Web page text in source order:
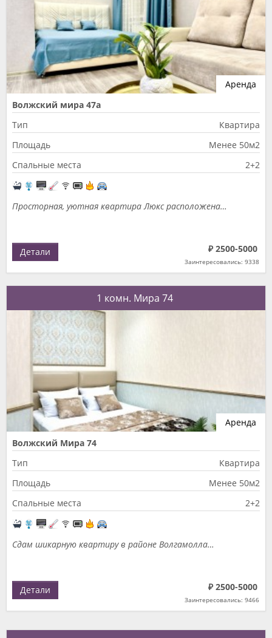
Аренда
Волжский мира 47а
Тип
Квартира
Площадь
Менее 50м2
Спальные места
2+2
Просторная, уютная квартира Люкс расположена…
₽ 2500-5000
Заинтересовались: 9338
Детали
1 комн. Мира 74
Аренда
Волжский Мира 74
Тип
Квартира
Площадь
Менее 50м2
Спальные места
2+2
Сдам шикарную квартиру в районе Волгамолла…
₽ 2500-5000
Заинтересовались: 9466
Детали